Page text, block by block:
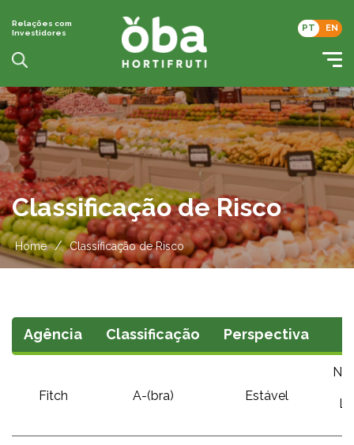
Relações com
Investidores
PT EN
Classificação de Risco
Home / Classificação de Risco
Agência Classificação Perspectiva
Fitch A-(bra) Estável